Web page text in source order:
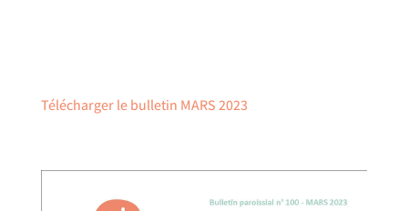
Télécharger le bulletin MARS 2023